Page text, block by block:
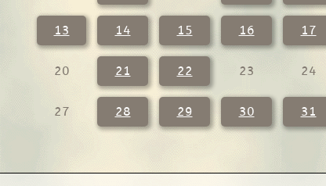
13 14 15 16 17
20 21 22 23 24
27 28 29 30 31